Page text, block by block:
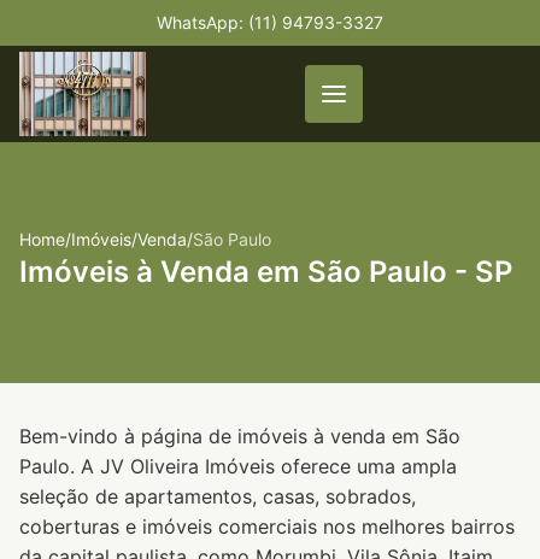
WhatsApp: (11) 94793-3327
Home/Imóveis/Venda/São Paulo
Imóveis à Venda em São Paulo - SP
Bem-vindo à página de imóveis à venda em São
Paulo. A JV Oliveira Imóveis oferece uma ampla
seleção de apartamentos, casas, sobrados,
coberturas e imóveis comerciais nos melhores bairros